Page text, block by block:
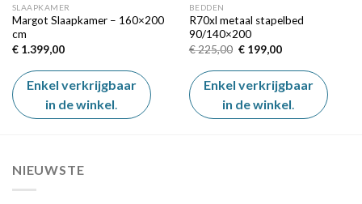
SLAAPKAMER
Margot Slaapkamer – 160×200
cm
€1.399,00
Enkel verkrijgbaar
in de winkel
BEDDEN
R70xl metaal stapelbed
90/140×200
€225,00 Oorspronkelijke
was:
€ 225,00.
€199,00Huidige
is:
€ 199,00.
Enkel verkrijgbaar
in de winkel
NIEUWSTE